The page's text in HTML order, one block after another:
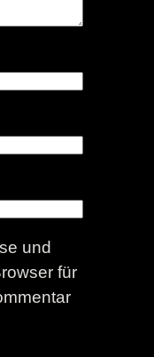
und
für